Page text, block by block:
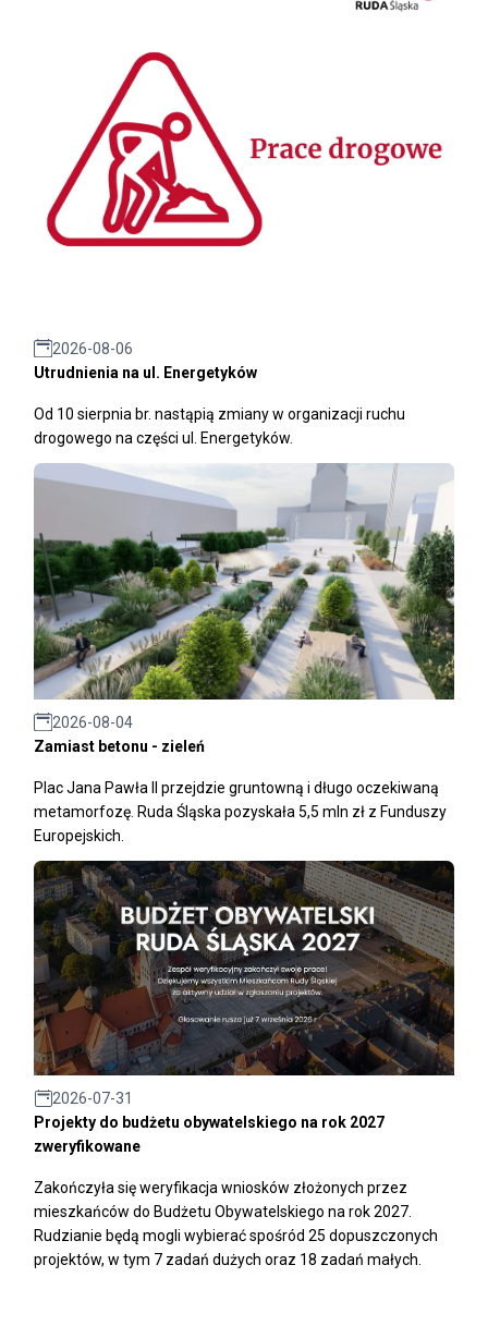
2026-08-06
Utrudnienia na ul. Energetyków
Od 10 sierpnia br. nastąpią zmiany w organizacji ruchu
drogowego na części ul. Energetyków.
2026-08-04
Zamiast betonu - zieleń
Plac Jana Pawła II przejdzie gruntowną i długo oczekiwaną
metamorfozę. Ruda Śląska pozyskała 5,5 mln zł z Funduszy
Europejskich.
2026-07-31
Projekty do budżetu obywatelskiego na rok 2027
zweryfikowane
Zakończyła się weryfikacja wniosków złożonych przez
mieszkańców do Budżetu Obywatelskiego na rok 2027.
Rudzianie będą mogli wybierać spośród 25 dopuszczonych
projektów, w tym 7 zadań dużych oraz 18 zadań małych.